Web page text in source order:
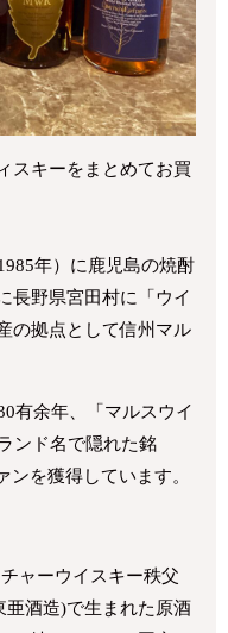
スキーをまとめてお買
年）に鹿児島の焼酎
長野県宮田村に「ウイ
の拠点として信州マル
有余年、「マルスウイ
ンド名で隠れた銘
ンを獲得しています。
ャーウイスキー秩父
亜酒造)で生まれた原酒